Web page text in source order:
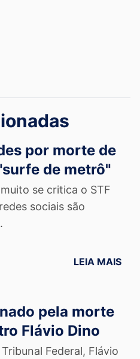
por morte de
de metrô"
se critica o STF
sociais são
LEIA MAIS
pela morte
Flávio Dino
Federal, Flávio